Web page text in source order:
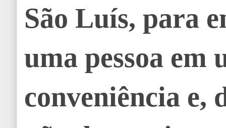
São Luís, para
uma pessoa em
conveniência e,